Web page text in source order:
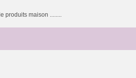
produits maison ........